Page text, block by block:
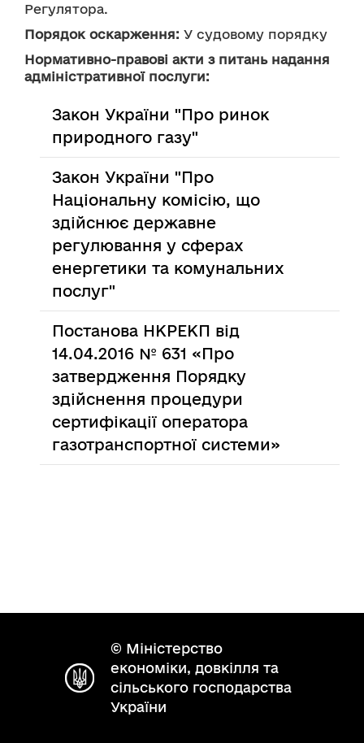
Регулятора.
Порядок оскарження: У судовому порядку
Нормативно-правові акти з питань надання
адміністративної послуги:
Закон України "Про ринок
природного газу"
Закон України "Про
Національну комісію, що
здійснює державне
регулювання у сферах
енергетики та комунальних
послуг"
Постанова НКРЕКП від
14.04.2016 № 631 «Про
затвердження Порядку
здійснення процедури
сертифікації оператора
газотранспортної системи»
© Міністерство
економіки, довкілля та
сільського господарства
України